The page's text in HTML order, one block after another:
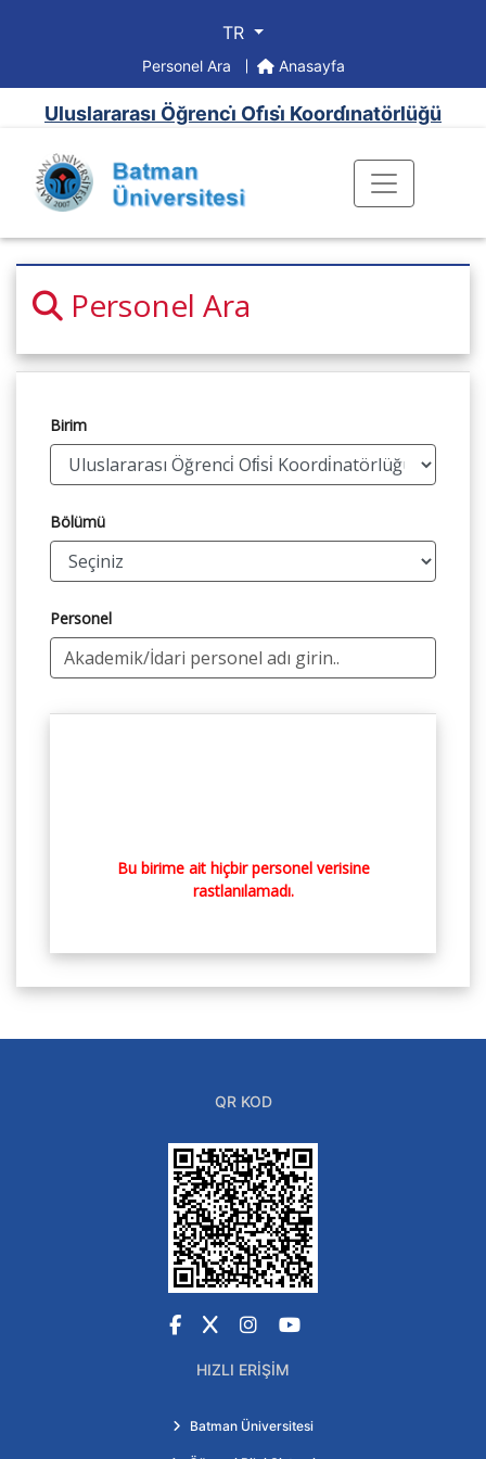
TR
Personel Ara Anasayfa
Uluslararası Öğrenci̇ Ofi̇si̇ Koordi̇natörlüğü
Personel Ara
Birim
Bölümü
Personel
Bu birime ait hiçbir personel verisine
rastlanılamadı.
QR KOD
Facebook
X Instagram
YouTube
HIZLI ERIŞIM
Batman Üniversitesi